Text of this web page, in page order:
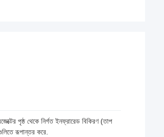
পৃষ্ঠ থেকে নির্গত ইনফ্রারেড বিকিরণ (তাপ
রূপান্তর করে.